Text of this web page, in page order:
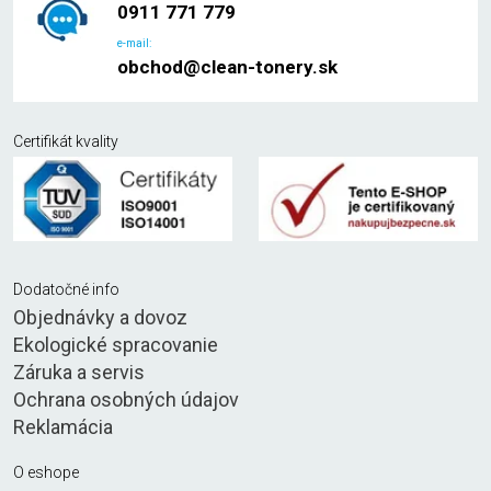
0911 771 779
e-mail:
obchod@clean-tonery.sk
Certifikát kvality
Dodatočné info
Objednávky a dovoz
Ekologické spracovanie
Záruka a servis
Ochrana osobných údajov
Reklamácia
O eshope